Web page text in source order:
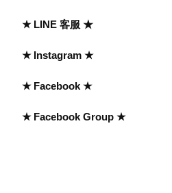
★ LINE 客服 ★
★ Instagram ★
★ Facebook ★
★ Facebook Group ★